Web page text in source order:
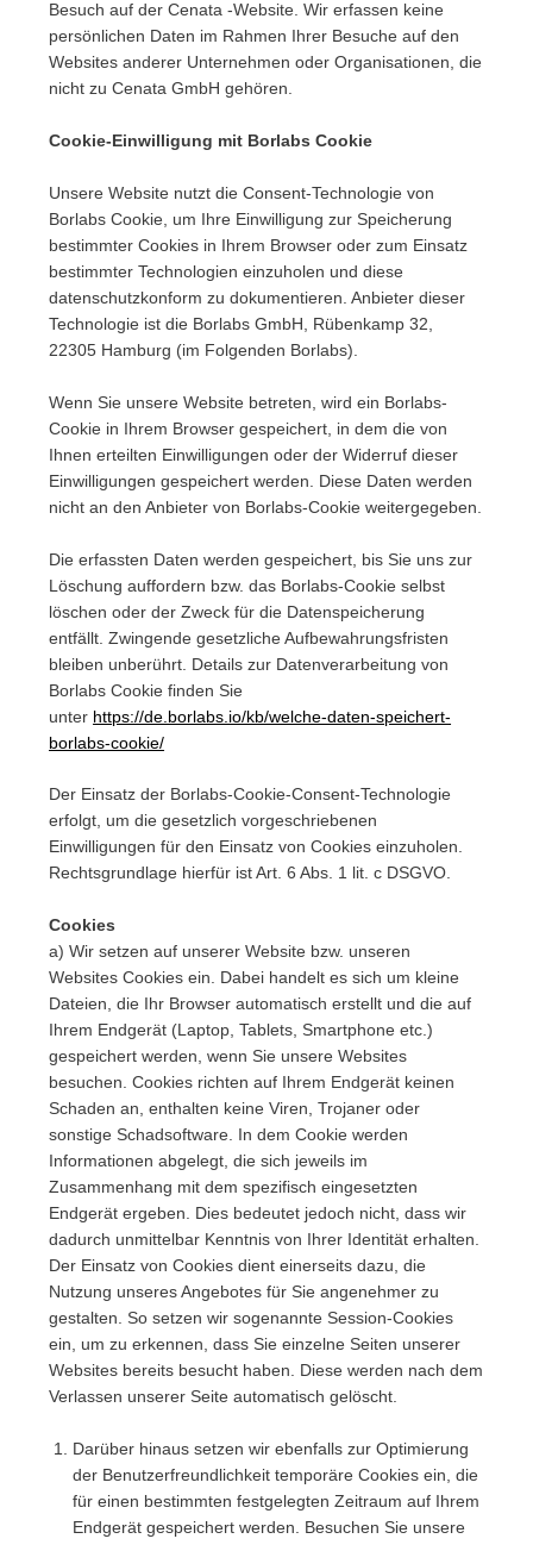
Besuch auf der Cenata -Website. Wir erfassen keine
persönlichen Daten im Rahmen Ihrer Besuche auf den
Websites anderer Unternehmen oder Organisationen, die
nicht zu Cenata GmbH gehören.
Coo kie-Einwilligung mit Borlabs Cookie
Unsere Website nutzt die Consent-Technologie von
Borlabs Cookie, um Ihre Einwilligung zur Speicherung
bestimmter Cookies in Ihrem Browser oder zum Einsatz
bestimmter Technologien einzuholen und diese
datenschutzkonform zu dokumentieren. Anbieter dieser
Technologie ist die Borlabs GmbH, Rübenkamp 32,
22305 Hamburg (im Folgenden Borlabs).
Wenn Sie unsere Website betreten, wird ein Borlabs-
Cookie in Ihrem Browser gespeichert, in dem die von
Ihnen erteilten Einwilligungen oder der Widerruf dieser
Einwilligungen gespeichert werden. Diese Daten werden
nicht an den Anbieter von Borlabs-Cookie weitergegeben.
Die erfassten Daten werden gespeichert, bis Sie uns zur
Löschung auffordern bzw. das Borlabs-Cookie selbst
löschen oder der Zweck für die Datenspeicherung
entfällt. Zwingende gesetzliche Aufbewahrungsfristen
bleiben unberührt. Details zur Datenverarbeitung von
Borlabs Cookie finden Sie
unter https://de.borlabs.io/kb/welche-daten-speichert-
borlabs-cookie/
Der Einsatz der Borlabs-Cookie-Consent-Technologie
erfolgt, um die gesetzlich vorgeschriebenen
Einwilligungen für den Einsatz von Cookies einzuholen.
Rechtsgrundlage hierfür ist Art. 6 Abs. 1 lit. c DSGVO.
Cookies
a) Wir setzen auf unserer Website bzw. unseren
Websites Cookies ein. Dabei handelt es sich um kleine
Dateien, die Ihr Browser automatisch erstellt und die auf
Ihrem Endgerät (Laptop, Tablets, Smartphone etc.)
gespeichert werden, wenn Sie unsere Websites
besuchen. Cookies richten auf Ihrem Endgerät keinen
Schaden an, enthalten keine Viren, Trojaner oder
sonstige Schadsoftware. In dem Cookie werden
Informationen abgelegt, die sich jeweils im
Zusammenhang mit dem spezifisch eingesetzten
Endgerät ergeben. Dies bedeutet jedoch nicht, dass wir
dadurch unmittelbar Kenntnis von Ihrer Identität erhalten.
Der Einsatz von Cookies dient einerseits dazu, die
Nutzung unseres Angebotes für Sie angenehmer zu
gestalten. So setzen wir sogenannte Session-Cookies
ein, um zu erkennen, dass Sie einzelne Seiten unserer
Websites bereits besucht haben. Diese werden nach dem
Verlassen unserer Seite automatisch gelöscht.
Darüber hinaus setzen wir ebenfalls zur Optimierung
der Benutzerfreundlichkeit temporäre Cookies ein, die
für einen bestimmten festgelegten Zeitraum auf Ihrem
Endgerät gespeichert werden. Besuchen Sie unsere